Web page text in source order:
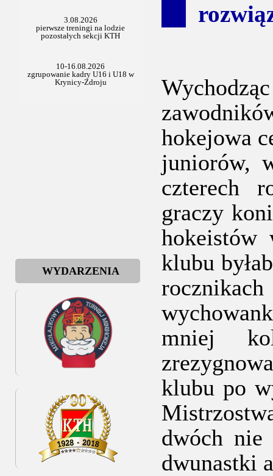
WYDARZENIA
hokejowa
juniorów,
czterech
graczy
klubu
mniej
klubu po
dwóch nie
dwunastki